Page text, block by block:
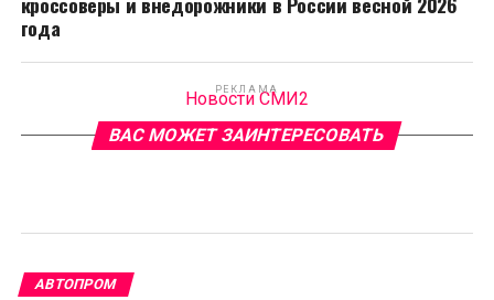
года
РЕКЛАМА
Новости СМИ2
ВАС МОЖЕТ ЗАИНТЕРЕСОВАТЬ
АВТОПРОМ